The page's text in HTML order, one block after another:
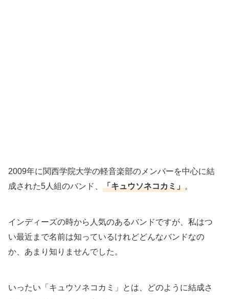
2009年に関西学院大学の軽音楽部のメンバーを中心に結
成された5人組のバンド、「キュウソネコカミ」。
インディーズの時から人気のあるバンドですが、私はつ
い最近まで名前は知っているけれどどんなバンドなの
か、あまり知りませんでした。
いったい「キュウソネコカミ」とは、どのように結成さ